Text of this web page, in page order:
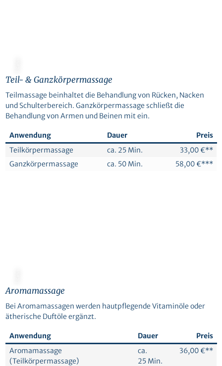
Teil- & Ganzkörpermassage
Teilmassage beinhaltet die Behandlung von Rücken, Nacken
und Schulterbereich. Ganzkörpermassage schließt die
Behandlung von Armen und Beinen mit ein.
Anwendung Dauer
Preis
Teilkörpermassage
ca. 25 Min.
33,00 €**
Ganzkörpermassage
ca. 50 Min. 58,00 €***
Aromamassage
Bei Aromamassagen werden hautpflegende Vitaminöle oder
ätherische Duftöle ergänzt.
Anwendung Dauer
Preis
Aromamassage
(Teilkörpermassage)
ca.
25 Min.
36,00 €**